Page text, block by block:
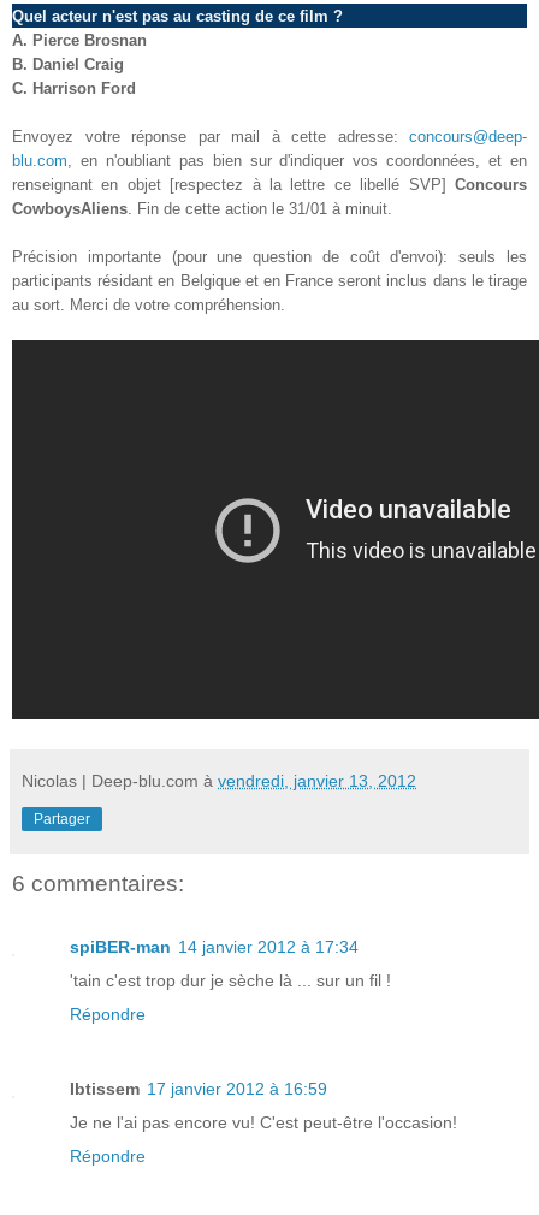
Quel acteur n'est pas au casting de ce film ?
A. Pierce Brosnan
B. Daniel Craig
C. Harrison Ford
Envoyez votre réponse par mail à cette adresse: concours@deep-
blu.com, en n'oubliant pas bien sur d'indiquer vos coordonnées, et en
renseignant en objet [respectez à la lettre ce libellé SVP] Concours
CowboysAliens. Fin de cette action le 31/01 à minuit.
Précision importante (pour une question de coût d'envoi): seuls les
participants résidant en Belgique et en France seront inclus dans le tirage
au sort. Merci de votre compréhension.
Nicolas | Deep-blu.com à vendredi, janvier 13, 2012
Partager
6 commentaires:
spiBER-man 14 janvier 2012 à 17:34
'tain c'est trop dur je sèche là ... sur un fil !
Répondre
Ibtissem 17 janvier 2012 à 16:59
Je ne l'ai pas encore vu! C'est peut-être l'occasion!
Répondre